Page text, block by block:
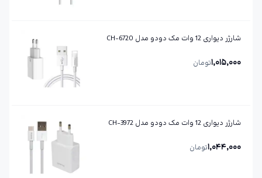
شارژر دیواری 12 وات مک دودو مدل CH-6720
1,015,000تومان
شارژر دیواری 12 وات مک دودو مدل CH-3972
1,044,000تومان